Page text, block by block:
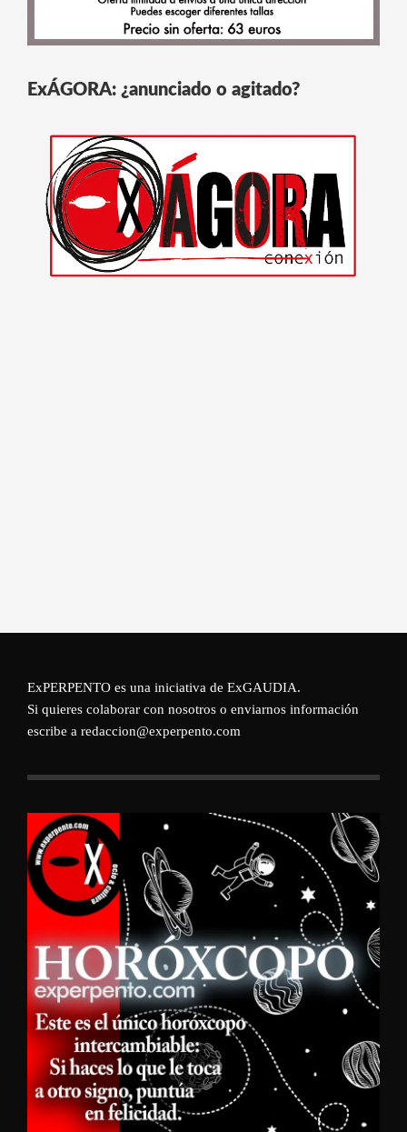
ExÁGORA: ¿anunciado o agitado?
ExPERPENTO es una iniciativa de ExGAUDIA.
Si quieres colaborar con nosotros o enviarnos información
escribe a redaccion@experpento.com